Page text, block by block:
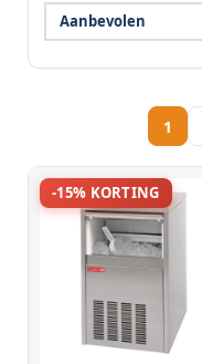
1
-15% KORTING